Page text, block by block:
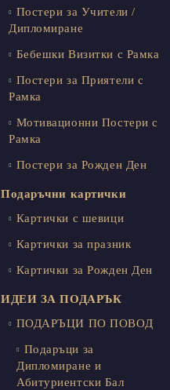
Постери за Учители /
Дипломиране
Бебешки Визитки с Рамка
Постери за Приятели с
Рамка
Мотивационни Постери с
Рамка
Постери за Рожден Ден
Подаръчни картички
Картички с шевици
Картички за празник
Картички за Рожден Ден
ИДЕИ ЗА ПОДАРЪК
ПОДАРЪЦИ ПО ПОВОД
Подаръци за
Дипломиране и
Абитуриентски Бал